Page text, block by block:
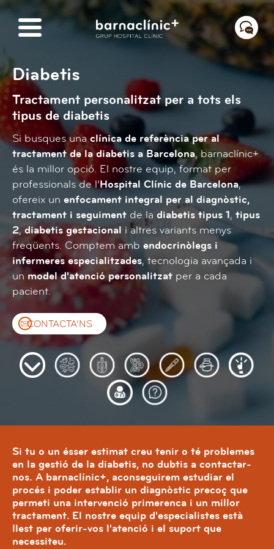
Amar
al
continuo
Què
és
la
Com
es
diagnostica
la
diabetis?
Es
pot
prevenir
la
diabetis?
Com
es
tracta
Què
passa
si
diabetis?
Per
què
tractar
EQUIP
EXPERT
EN
Preguntes
freqüents
sobre
Diabetis
Tractament personalitzat per a tots els
tipus de diabetis
Si busques unaclínica de referència per al
tractament de la diabetis a Barcelona, barnaclínic+
és la millor opció. El nostre equip, format per
professionals de l’Hospital Clínic de Barcelona,
ofereix un enfocament integral per al diagnòstic,
tractament i seguiment de la diabetis tipus 1, tipus
2,diabetis gestacional i altres variants menys
freqüents. Comptem amb endocrinòlegs i
infermeres especialitzades, tecnologia avançada i
un model d'atenció personalitzat per a cada
pacient.
CONTACTA’NS
Si tu o un ésser estimat creu tenir o té problemes
en la gestió de la diabetis, no dubtis a contactar-
nos. A barnaclínic+, aconseguirem estudiar el
procés i poder establir un diagnòstic precoç que
permeti una intervenció primerenca i un millor
tractament. El nostre equip d'especialistes està
llest per oferir-vos l'atenció i el suport que
necessiteu.